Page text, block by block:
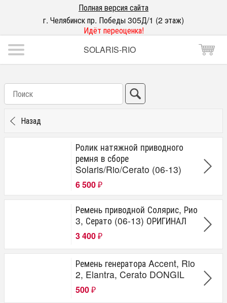
Полная версия сайта
г. Челябинск пр. Победы 305Д/1 (2 этаж)
Идёт переоценка!
SOLARIS-RIO
Назад
Ролик натяжной приводного
ремня в сборе
Solaris/Rio/Cerato (06-13)
6 500 ₽
Ремень приводной Солярис, Рио
3, Серато (06-13) ОРИГИНАЛ
3 400 ₽
Ремень генератора Accent, Rio
2, Elantra, Cerato DONGIL
500 ₽